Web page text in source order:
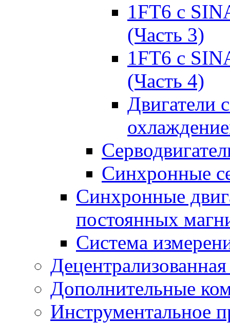
1FT6 с
(Часть 3)
1FT6 с
(Часть 4)
Двигатели
Синхронные
Синхронные
постоянных
Система
Дополнительные
Инструментальное